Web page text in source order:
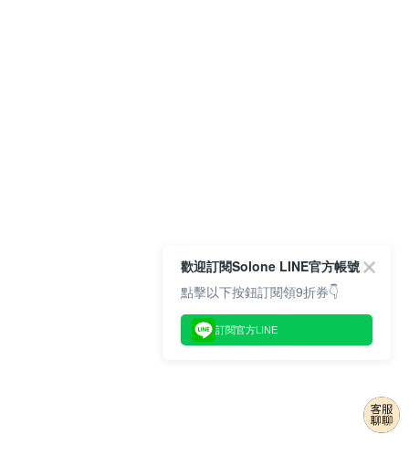
歡迎訂閱Solone LINE官方帳號
點擊以下按鈕訂閱領9折券👇
訂閱官方LINE